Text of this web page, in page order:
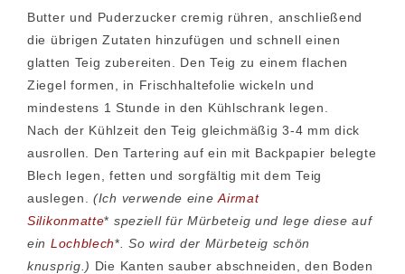
Butter und Puderzucker cremig rühren, anschließend
die übrigen Zutaten hinzufügen und schnell einen
glatten Teig zubereiten. Den Teig zu einem flachen
Ziegel formen, in Frischhaltefolie wickeln und
mindestens 1 Stunde in den Kühlschrank legen.
Nach der Kühlzeit den Teig gleichmäßig 3-4 mm dick
ausrollen. Den Tartering auf ein mit Backpapier belegte
Blech legen, fetten und sorgfältig mit dem Teig
auslegen. (Ich verwende eineAirmat
Silikonmatte* speziell für Mürbeteig und lege diese auf
ein Lochblech* . So wird der Mürbeteig schön
knusprig.) Die Kanten sauber abschneiden, den Boden